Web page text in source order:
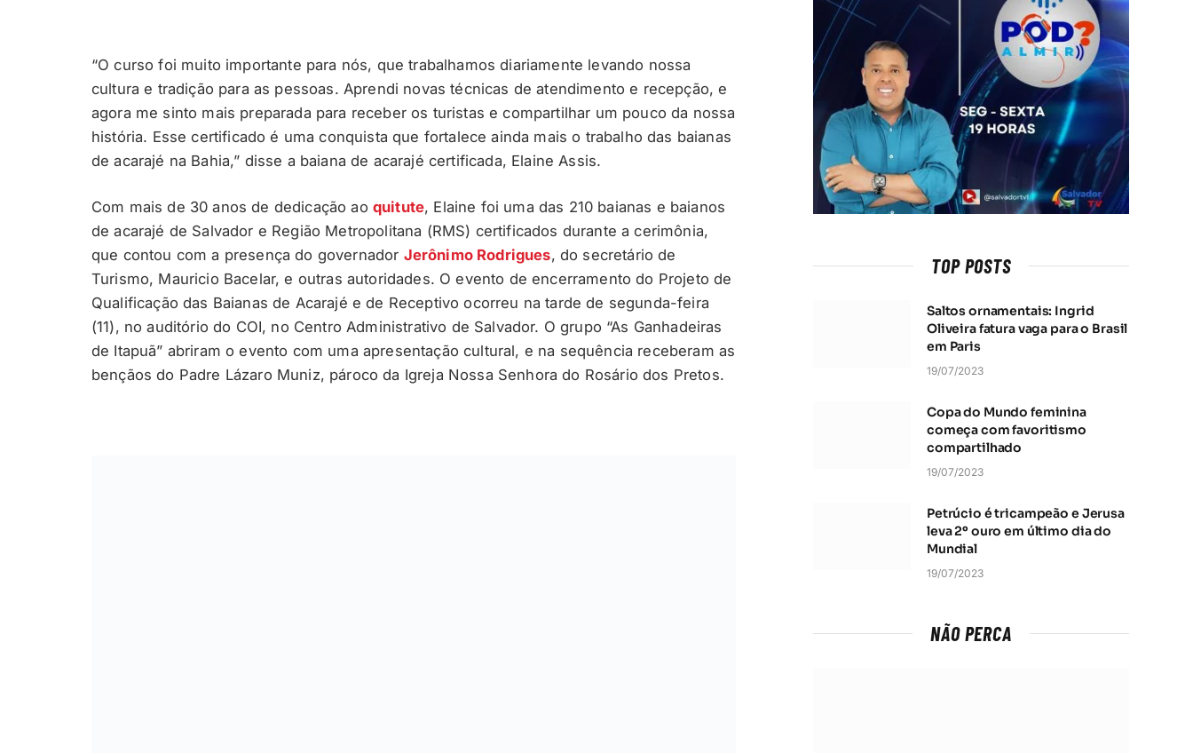
“O curso foi muito importante para nós, que trabalhamos diariamente levando nossa
cultura e tradição para as pessoas. Aprendi novas técnicas de atendimento e recepção, e
agora me sinto mais preparada para receber os turistas e compartilhar um pouco da nossa
história. Esse certificado é uma conquista que fortalece ainda mais o trabalho das baianas
de acarajé na Bahia,” disse a baiana de acarajé certificada, Elaine Assis.
Com mais de 30 anos de dedicação ao quitute, Elaine foi uma das 210 baianas e baianos
de acarajé de Salvador e Região Metropolitana (RMS) certificados durante a cerimônia,
que contou com a presença do governador Jerônimo Rodrigues, do secretário de
Turismo, Mauricio Bacelar, e outras autoridades. O evento de encerramento do Projeto de
Qualificação das Baianas de Acarajé e de Receptivo ocorreu na tarde de segunda-feira
(11), no auditório do COI, no Centro Administrativo de Salvador. O grupo “As Ganhadeiras
de Itapuã” abriram o evento com uma apresentação cultural, e na sequência receberam as
bençãos do Padre Lázaro Muniz, pároco da Igreja Nossa Senhora do Rosário dos Pretos.
TOP POSTS
Saltos ornamentais: Ingrid
Oliveira fatura vaga para o Brasil
em Paris
19/07/2023
Copa do Mundo feminina
começa com favoritismo
compartilhado
19/07/2023
Petrúcio é tricampeão e Jerusa
leva 2º ouro em último dia do
Mundial
19/07/2023
NÃO PERCA